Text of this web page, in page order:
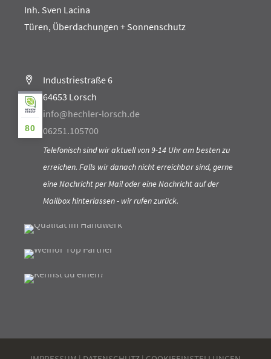
Inh. Sven Lacina
Türen, Überdachungen + Sonnenschutz
Industriestraße 6
64653 Lorsch
info@hechler-lorsch.de
06251.105700
Telefonisch sind wir aktuell von 9-14 Uhr am besten zu
erreichen. Falls wir danach nicht erreichbar sind, gerne
eine Nachricht per Mail oder eine Nachricht auf der
Mailbox hinterlassen - wir rufen zurück.
80